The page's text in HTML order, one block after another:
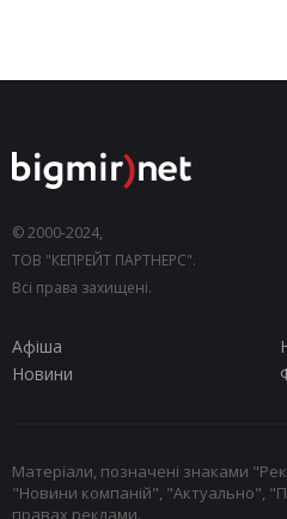
© 2000-2024,
ТОВ "КЕПРЕЙТ ПАРТНЕРС".
Всі права захищені.
Афіша
Новини
Матеріали, позначені знаками
"Новини компаній", "Актуально",
правах реклами.